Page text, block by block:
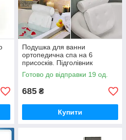
Подушка для ванни
ортопедична спа на 6
присосків. Підголівник
Готово до відправки 19 од.
685 ₴
Купити